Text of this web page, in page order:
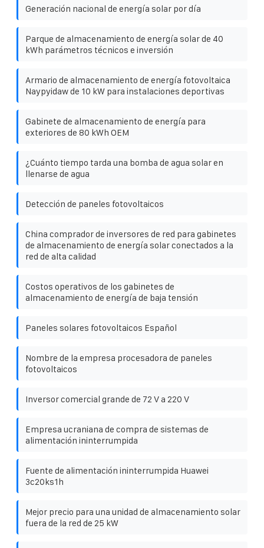
Generación nacional de energía solar por día
Parque de almacenamiento de energía solar de 40
kWh parámetros técnicos e inversión
Armario de almacenamiento de energía fotovoltaica
Naypyidaw de 10 kW para instalaciones deportivas
Gabinete de almacenamiento de energía para
exteriores de 80 kWh OEM
¿Cuánto tiempo tarda una bomba de agua solar en
llenarse de agua
Detección de paneles fotovoltaicos
China comprador de inversores de red para gabinetes
de almacenamiento de energía solar conectados a la
red de alta calidad
Costos operativos de los gabinetes de
almacenamiento de energía de baja tensión
Paneles solares fotovoltaicos Español
Nombre de la empresa procesadora de paneles
fotovoltaicos
Inversor comercial grande de 72 V a 220 V
Empresa ucraniana de compra de sistemas de
alimentación ininterrumpida
Fuente de alimentación ininterrumpida Huawei
3c20ks1h
Mejor precio para una unidad de almacenamiento solar
fuera de la red de 25 kW